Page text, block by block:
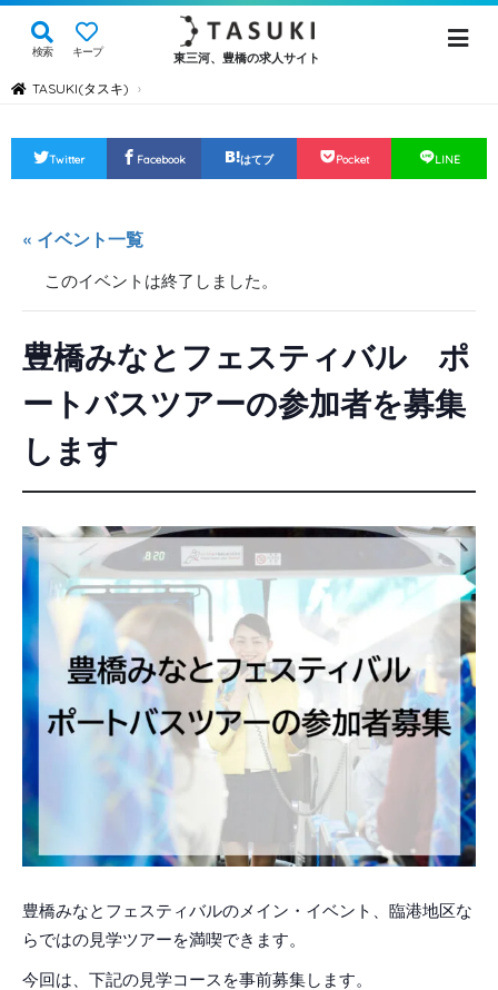
検索 キープ 東三河、豊橋の求人サイト
TASUKI(タスキ) ›
Twitter Facebook はてブ Pocket LINE
« イベント一覧
このイベントは終了しました。
豊橋みなとフェスティバル ポ
ートバスツアーの参加者を募集
します
豊橋みなとフェスティバルのメイン・イベント、臨港地区な
らではの見学ツアーを満喫できます。
今回は、下記の見学コースを事前募集します。